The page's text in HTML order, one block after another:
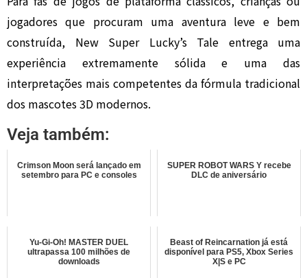
jogadores que procuram uma aventura leve e bem
construída, New Super Lucky’s Tale entrega uma
experiência extremamente sólida e uma das
interpretações mais competentes da fórmula tradicional
dos mascotes 3D modernos.
Veja também:
Crimson Moon será lançado em
setembro para PC e consoles
SUPER ROBOT WARS Y recebe
DLC de aniversário
Yu-Gi-Oh! MASTER DUEL
ultrapassa 100 milhões de
downloads
Beast of Reincarnation já está
disponível para PS5, Xbox Series
X|S e PC